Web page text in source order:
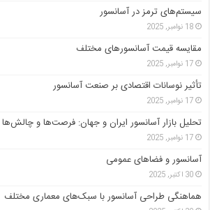
سیستم‌های ترمز در آسانسور
18 نوامبر, 2025
مقایسه قیمت آسانسورهای مختلف
17 نوامبر, 2025
تأثیر نوسانات اقتصادی بر صنعت آسانسور
17 نوامبر, 2025
تحلیل بازار آسانسور ایران و جهان: فرصت‌ها و چالش‌ها
17 نوامبر, 2025
آسانسور و فضاهای عمومی
30 اکتبر, 2025
هماهنگی طراحی آسانسور با سبک‌های معماری مختلف